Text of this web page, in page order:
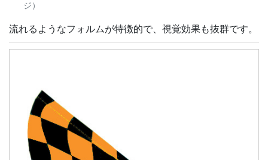
ジ）
流れるようなフォルムが特徴的で、視覚効果も抜群です。